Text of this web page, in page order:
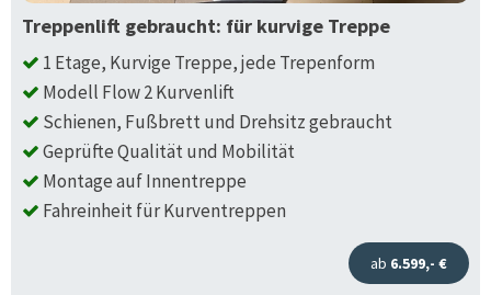
Treppenlift gebraucht: für kurvige Treppe
1 Etage, Kurvige Treppe, jede Trepenform
Modell Flow 2 Kurvenlift
Schienen, Fußbrett und Drehsitz gebraucht
Geprüfte Qualität und Mobilität
Montage auf Innentreppe
Fahreinheit für Kurventreppen
ab 6.599,- €